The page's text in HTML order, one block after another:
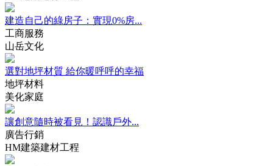
建造自己的綠房子：實現0%房...
工商服務
山岳文化
選對地坪材質 給你暖呼呼的幸福
地坪材料
美化家庭
讓創意隨時被看見！認識戶外...
廣告行銷
HM建築建材工程